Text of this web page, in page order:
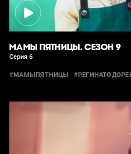
МАМЫ ПЯТНИЦЫ. СЕЗОН 9
Серия 6
#МАМЫПЯТНИЦЫ